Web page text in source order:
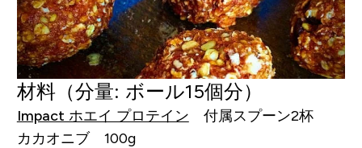
材料（分量: ボール15個分）
Impact ホエイ プロテイン 付属スプーン2杯
カカオニブ 100g